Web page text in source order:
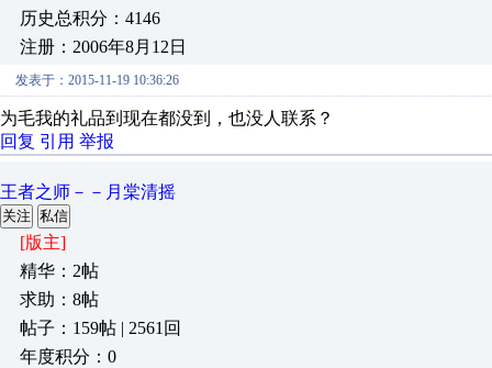
历史总积分：4146
注册：2006年8月12日
发表于：2015-11-19 10:36:26
为毛我的礼品到现在都没到，也没人联系？
回复 引用 举报
王者之师－－月棠清摇
关注 私信
[版主]
精华：2帖
求助：8帖
帖子：159帖 | 2561回
年度积分：0